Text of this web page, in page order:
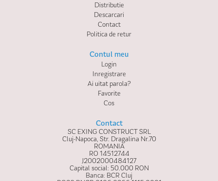
Distributie
Descarcari
Contact
Politica de retur
Contul meu
Login
Inregistrare
Ai uitat parola?
Favorite
Cos
Contact
SC EXING CONSTRUCT SRL
Cluj-Napoca, Str. Dragalina Nr.70
ROMANIA
RO 14512744
J2002000484127
Capital social: 50.000 RON
Banca: BCR Cluj